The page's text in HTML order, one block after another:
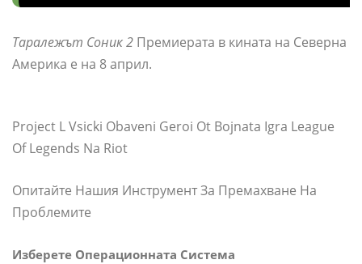
Таралежът Соник 2 Премиерата в кината на Северна
Америка е на 8 април.
Project L Vsicki Obaveni Geroi Ot Bojnata Igra League
Of Legends Na Riot
Опитайте Нашия Инструмент За Премахване На
Проблемите
Изберете Операционната Система